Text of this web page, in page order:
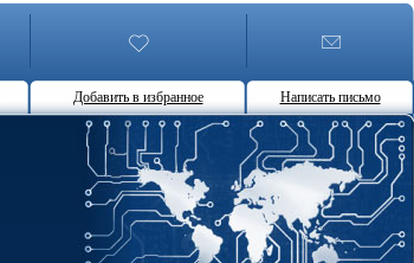
Добавить в избранное Написать письмо